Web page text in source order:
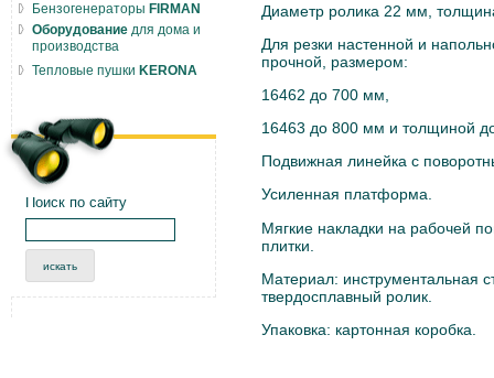
Диаметр ролика 22 мм,
Для резки настенной и
прочной, размером:
16462 до 700 мм,
16463 до 800 мм и толщиной
Подвижная линейка с
Усиленная платформа.
Мягкие накладки на рабочей
плитки.
Материал: инструментальная
твердосплавный ролик.
Упаковка: картонная коробка.
Бензогенераторы FIRMAN
Оборудование для дома и
производства
Тепловые пушки KERONA
Поиск по сайту